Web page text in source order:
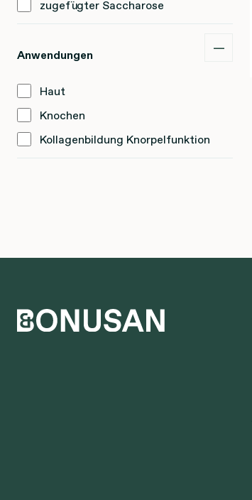
zugefügter Saccharose
Anwendungen
Haut
Knochen
Kollagenbildung Knorpelfunktion